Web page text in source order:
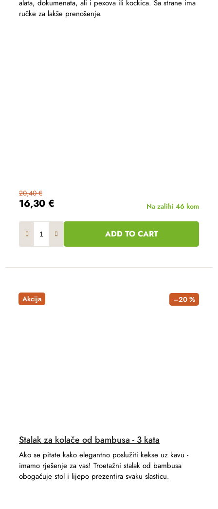
16,30 €
20,40 €
Na zalihi 46 kom
ADD TO CART
alata, dokumenata, ali i pexova ili kockica. Sa strane ima
ručke za lakše prenošenje.
Akcija –20 %
Stalak za kolače od bambusa - 3 kata
Ako se pitate kako elegantno poslužiti kekse uz kavu -
imamo rješenje za vas! Troetažni stalak od bambusa
obogaćuje stol i lijepo prezentira svaku slasticu.